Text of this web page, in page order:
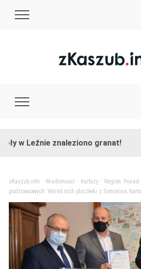
znaleziono granat! 2 lata
zKaszub.info> Wiadomości Kartuzy>
Region. Ponad
podstawowych. Wśród nich placówki z Somonina,